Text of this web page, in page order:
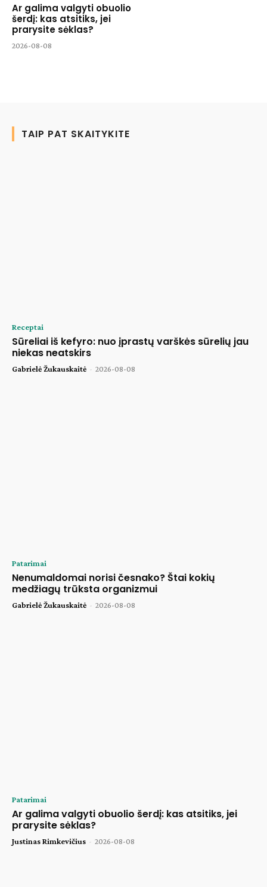
Ar galima valgyti obuolio
šerdį: kas atsitiks, jei
prarysite sėklas?
2026-08-08
TAIP PAT SKAITYKITE
Receptai
Sūreliai iš kefyro: nuo įprastų varškės sūrelių jau
niekas neatskirs
Gabrielė Žukauskaitė - 2026-08-08
Patarimai
Nenumaldomai norisi česnako? Štai kokių
medžiagų trūksta organizmui
Gabrielė Žukauskaitė - 2026-08-08
Patarimai
Ar galima valgyti obuolio šerdį: kas atsitiks, jei
prarysite sėklas?
Justinas Rimkevičius - 2026-08-08